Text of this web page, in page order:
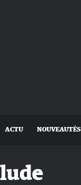
ACTU NOUVEAUTÉS